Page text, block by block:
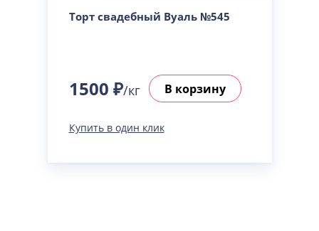
Торт свадебный Вуаль №545
1500 ₽/кг В корзину
Купить в один клик